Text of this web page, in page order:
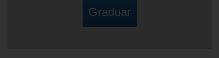
Graduar